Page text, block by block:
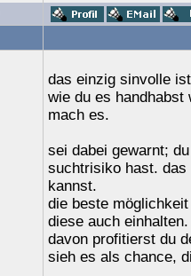
das einzig sinvolle
wie du es
mach es.
sei dabei gewarnt;
suchtrisiko hast. das
kannst.
die beste
diese auch
davon profitierst du
sieh es als chance,